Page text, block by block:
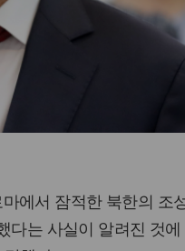
에서 잠적한 북한의 조
는 사실이 알려진 것